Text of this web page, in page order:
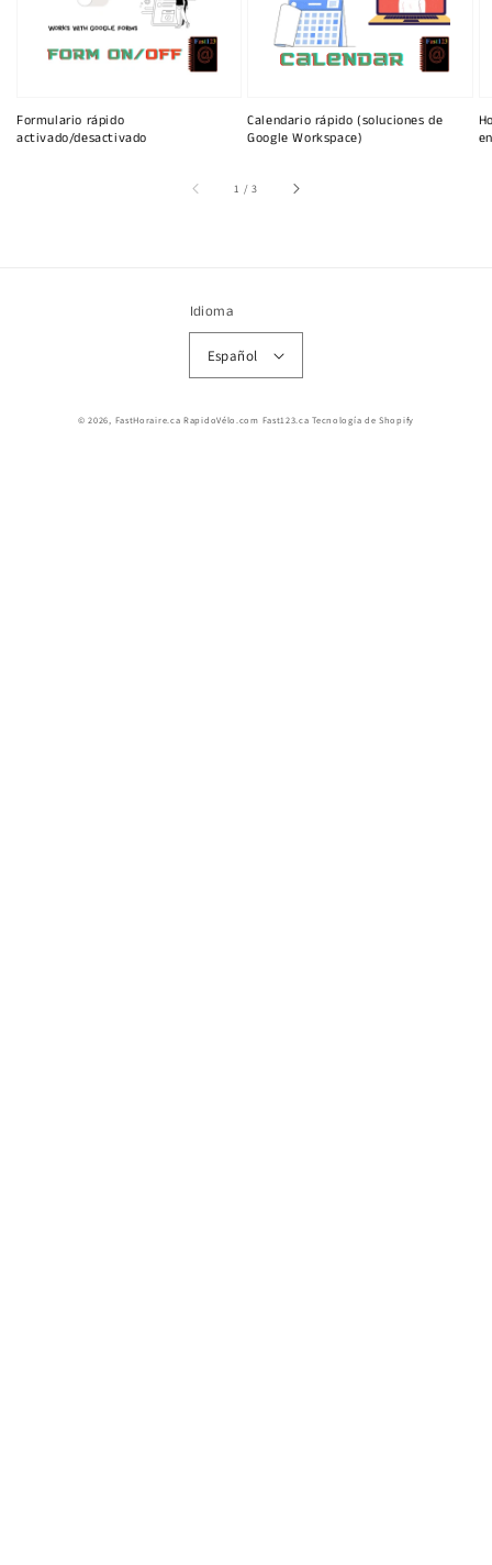
Formulario rápido
activado/desactivado
Calendario rápido (soluciones de
Google Workspace)
1 /de
3
Idioma
Español
© 2026, FastHoraire.ca RapidoVélo.com Fast123.ca Tecnología de Shopify